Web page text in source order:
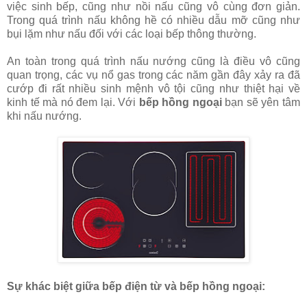
việc sinh bếp, cũng như nồi nấu cũng vô cùng đơn giản.
Trong quá trình nấu không hề có nhiều dẫu mỡ cũng như
bụi lặm như nấu đối với các loại bếp thông thường.
An toàn trong quá trình nấu nướng cũng là điều vô cũng
quan trọng, các vụ nổ gas trong các năm gần đây xảy ra đã
cướp đi rất nhiều sinh mệnh vô tội cũng như thiệt hại về
kinh tế mà nó đem lại. Với bếp hồng ngoại bạn sẽ yên tâm
khi nấu nướng.
Sự khác biệt giữa bếp điện từ và bếp hồng ngoại: